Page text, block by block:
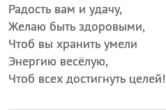
Радость вам и удачу,
Желаю быть здоровыми,
Чтоб вы хранить умели
Энергию весёлую,
Чтоб всех достигнуть целей!